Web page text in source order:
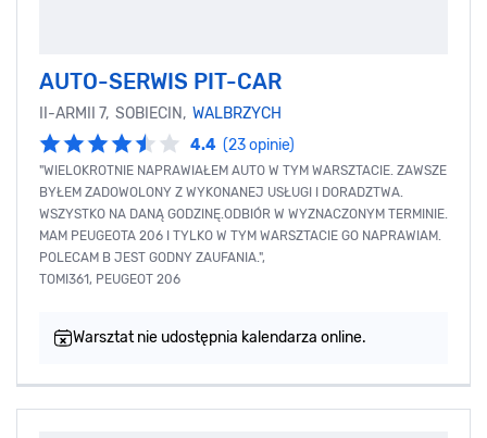
AUTO-SERWIS PIT-CAR
II-ARMII 7, SOBIECIN, WALBRZYCH
4.4 (23 opinie)
"WIELOKROTNIE NAPRAWIAŁEM AUTO W TYM WARSZTACIE. ZAWSZE
BYŁEM ZADOWOLONY Z WYKONANEJ USŁUGI I DORADZTWA.
WSZYSTKO NA DANĄ GODZINĘ.ODBIÓR W WYZNACZONYM TERMINIE.
MAM PEUGEOTA 206 I TYLKO W TYM WARSZTACIE GO NAPRAWIAM.
POLECAM B JEST GODNY ZAUFANIA.",
TOMI361, PEUGEOT 206
Warsztat nie udostępnia kalendarza online.